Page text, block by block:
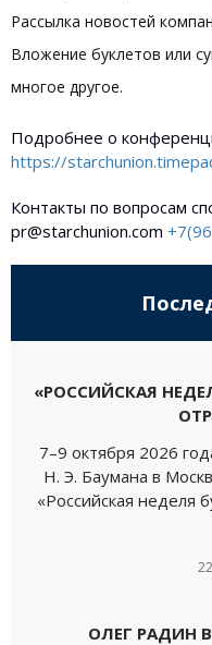
Рассылка новостей
Вложение буклетов или
многое другое.
Подробнее о
https://
Контакты по вопросам
pr@starchunion.com
«РОССИЙСКАЯ
7–9 октября 2026
Н. Э. Баумана в
«Российская неделя
ОЛЕГ РАДИН